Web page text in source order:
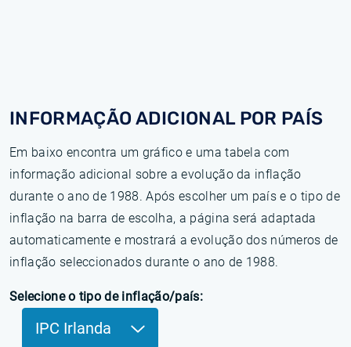
INFORMAÇÃO ADICIONAL POR PAÍS
Em baixo encontra um gráfico e uma tabela com
informação adicional sobre a evolução da inflação
durante o ano de 1988. Após escolher um país e o tipo de
inflação na barra de escolha, a página será adaptada
automaticamente e mostrará a evolução dos números de
inflação seleccionados durante o ano de 1988.
Selecione o tipo de inflação/país:
IPC Irlanda